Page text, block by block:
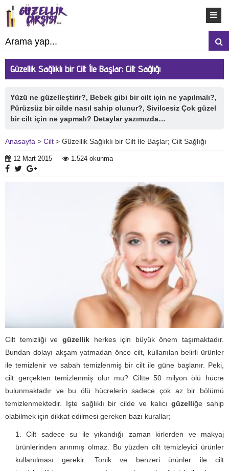
Güzellik Sağlıklı bir Cilt İle Başlar; Cilt Sağlığı
Yüzü ne güzelleştirir?, Bebek gibi bir cilt için ne yapılmalı?,
Pürüzsüz bir cilde nasıl sahip olunur?, Sivilcesiz Çok güzel
bir cilt için ne yapmalı? Detaylar yazımızda…
Anasayfa > Cilt > Güzellik Sağlıklı bir Cilt İle Başlar; Cilt Sağlığı
12 Mart 2015 1.524 okunma
Cilt temizliği ve güzellikherkes için büyük önem taşımaktadır.
Bundan dolayı akşam yatmadan önce cilt, kullanılan belirli ürünler
ile temizlenir ve sabah temizlenmiş bir cilt ile güne başlanır. Peki,
cilt gerçekten temizlenmiş olur mu? Ciltte 50 milyon ölü hücre
bulunmaktadır ve bu ölü hücrelerin sadece çok az bir bölümü
temizlenmektedir. İşte sağlıklı bir cilde ve kalıcıgüzelliğe sahip
olabilmek için dikkat edilmesi gereken bazı kurallar;
Cilt sadece su ile yıkandığı zaman kirlerden ve makyaj
ürünlerinden arınmış olmaz. Bu yüzden cilt temizleyici ürünler
kullanılması gerekir. Tonik ve benzeri ürünler ile cilt